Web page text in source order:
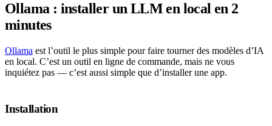
Ollama : installer un LLM en local en 2
minutes
Ollama est l’outil le plus simple pour faire tourner des modèles d’IA
en local. C’est un outil en ligne de commande, mais ne vous
inquiétez pas — c’est aussi simple que d’installer une app.
Installation